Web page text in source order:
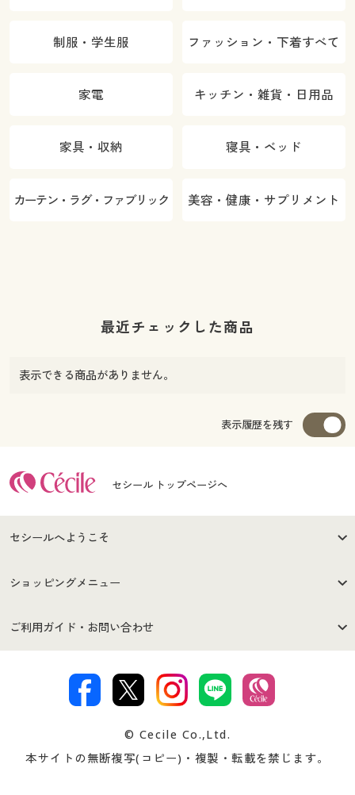
制服・学生服 ファッション・下着すべて
家電 キッチン・雑貨・日用品
家具・収納 寝具・ベッド
カーテン・ラグ・ファブリック 美容・健康・サプリメント
最近チェックした商品
表示できる商品がありません。
表示履歴を残す
セシール トップページへ
セシールへようこそ
はじめての方へ
セシールご利用規約
著作権・商標について 会社案内
ショッピングメニュー
商品カテゴリ
プレゼント＆キャンペーン サイトマップ
ご利用ガイド・お問い合わせ
交換・返品は お支払は
ついて
忘れの場合
© Cecile Co.,Ltd.
本サイトの無断複写(コピー)・複製・転載を禁じます。